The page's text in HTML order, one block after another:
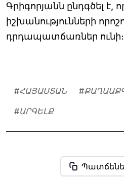
Գրիգորյանն ընդգծել է,
իշխանությունների
դրդապատճառներ
#ՀԱՅԱՍՏԱՆ #
#ԱՐԳԵԼՔ